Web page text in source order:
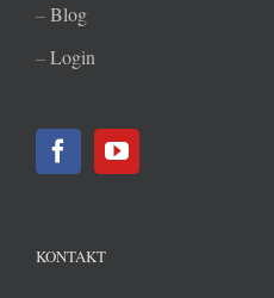
–Blog
–Login
KONTAKT